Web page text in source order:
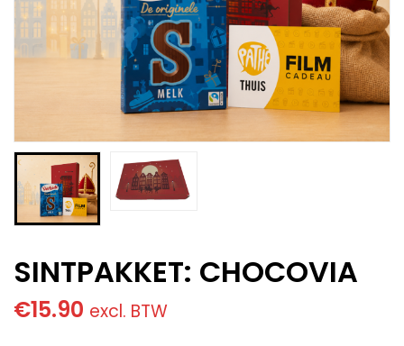
SINTPAKKET: CHOCOVIA
€15.90 excl. BTW